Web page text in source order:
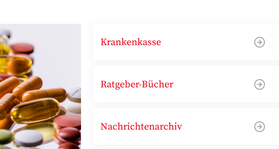
Krankenkasse
Ratgeber-Bücher
Nachrichtenarchiv